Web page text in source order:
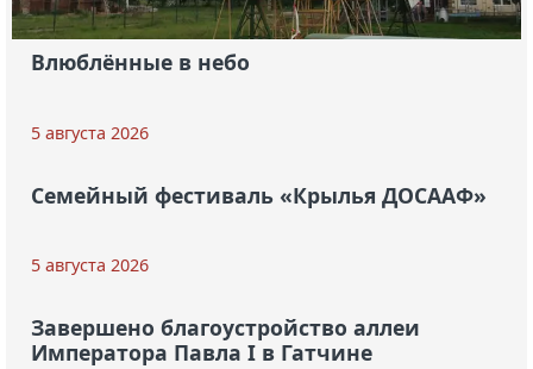
Влюблённые в небо
5 августа 2026
Семейный фестиваль «Крылья ДОСААФ»
5 августа 2026
Завершено благоустройство аллеи
Императора Павла I в Гатчине